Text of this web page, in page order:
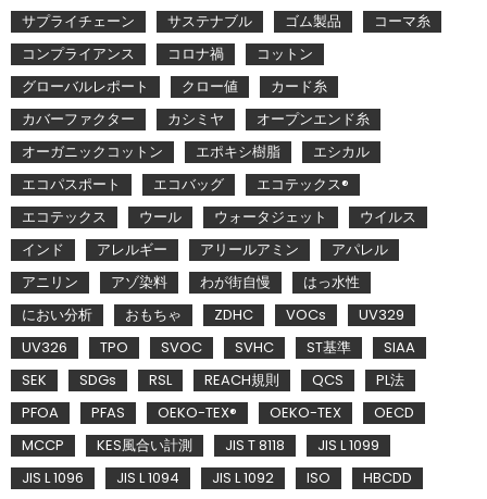
サプライチェーン サステナブル ゴム製品
コーマ糸
コンプライアンス
コロナ禍
コットン
グローバルレポート
クロー値
カード糸
カバーファクター
カシミヤ
オープンエンド糸
オーガニックコットン
エポキシ樹脂
エシカル
エコパスポート
エコバッグ
エコテックス®
エコテックス
ウール ウォータジェット
ウイルス
インド
アレルギー アリールアミン
アパレル
アニリン
アゾ染料 わが街自慢
はっ水性
におい分析
おもちゃ ZDHC VOCs
UV329
UV326
TPO SVOC SVHC ST基準
SIAA
SEK
SDGs RSL REACH規則 QCS
PL法
PFOA
PFAS OEKO-TEX® OEKO-TEX
OECD
MCCP
KES風合い計測 JIS T 8118
JIS L 1099
JIS L 1096
JIS L 1094 JIS L 1092 ISO
HBCDD